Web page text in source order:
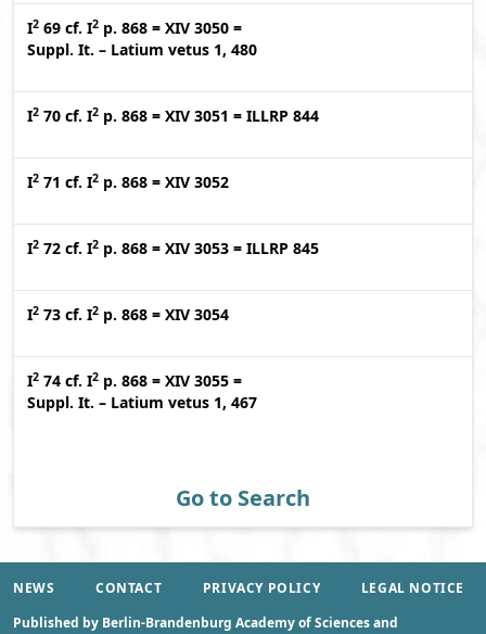
I2 69 cf. I2 p. 868 = XIV 3050 =
Suppl. It. – Latium vetus 1, 480
I2 70 cf. I2 p. 868 = XIV 3051 = ILLRP 844
I2 71 cf. I2 p. 868 = XIV 3052
I2 72 cf. I2 p. 868 = XIV 3053 = ILLRP 845
I2 73 cf. I2 p. 868 = XIV 3054
I2 74 cf. I2 p. 868 = XIV 3055 =
Suppl. It. – Latium vetus 1, 467
Go to Search
NEWS CONTACT PRIVACY POLICY
LEGAL NOTICE
Published by Berlin-Brandenburg Academy of Sciences and